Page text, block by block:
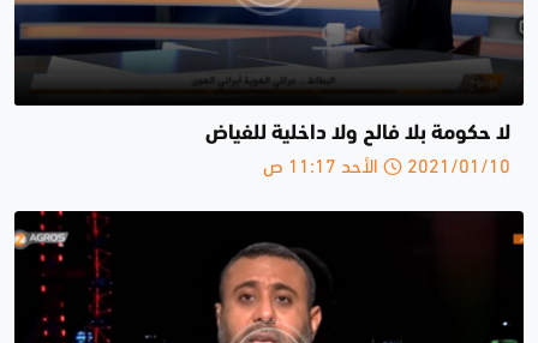
لا حكومة بلا فالح ولا داخلية للفياض
2021/01/10 الأحد 11:17 ص